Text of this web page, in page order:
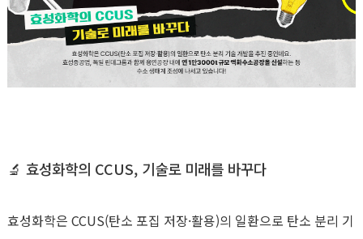
🔬 효성화학의 CCUS, 기술로 미래를 바꾸다
효성화학은 CCUS(탄소 포집 저장·활용)의 일환으로 탄소 분리 기